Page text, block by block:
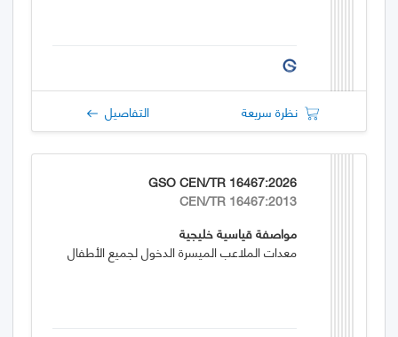
نظرة سريعة التفاصيل
GSO CEN/TR 16467:2026
CEN/TR 16467:2013
مواصفة قياسية خليجية
معدات الملاعب الميسرة الدخول لجميع الأطفال